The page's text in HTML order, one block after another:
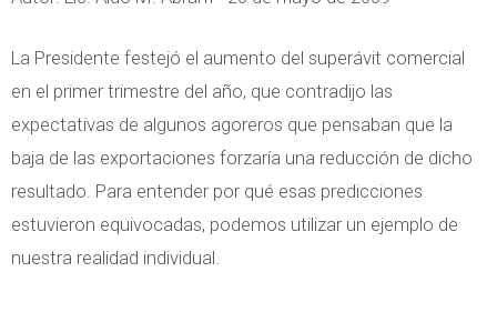
La Presidente festejó el aumento del superávit comercial
en el primer trimestre del año, que contradijo las
expectativas de algunos agoreros que pensaban que la
baja de las exportaciones forzaría una reducción de dicho
resultado. Para entender por qué esas predicciones
estuvieron equivocadas, podemos utilizar un ejemplo de
nuestra realidad individual.